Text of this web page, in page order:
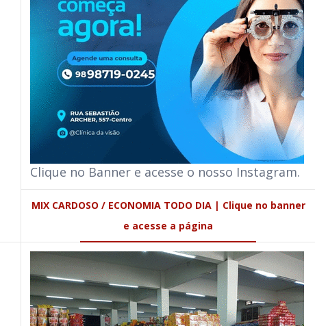
Clique no Banner e acesse o nosso Instagram.
MIX CARDOSO / ECONOMIA TODO DIA | Clique no banner
e acesse a página